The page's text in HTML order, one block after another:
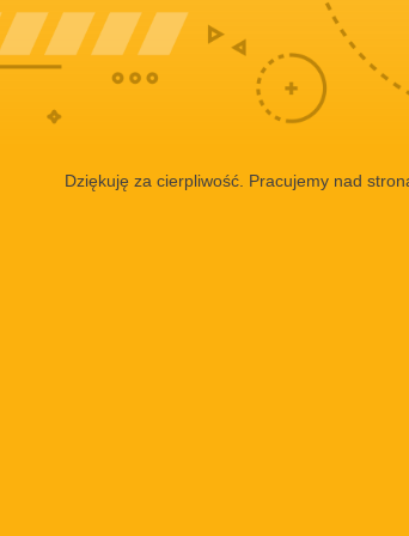
Dziękuję za cierpliwość. Pracujemy nad